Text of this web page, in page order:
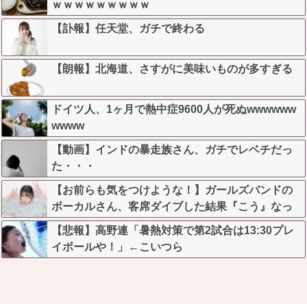
ｗｗｗｗｗｗｗｗｗ
【訃報】任天堂、ガチで終わる
【朗報】北海道、さすがに美味いものが多すぎる
ドイツ人、1ヶ月で熱中症9600人が死ぬwwwwww
wwww
【動画】インドの暴走族さん、ガチでレベチだっ
た・・・
【お前らも気をつけような！】ガールズバンドの
ボーカルさん、客席ダイブした結果『こう』なっ
てしまいお気持ち表明してしまう…
【悲報】高野連「暑熱対策で第2試合は13:30プレ
イボールや！」←こいつら